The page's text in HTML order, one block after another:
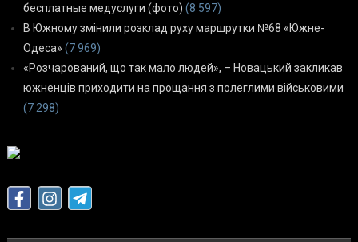
бесплатные медуслуги (фото) (8 597)
В Южному змінили розклад руху маршрутки №68 «Южне-
Одеса» (7 969)
«Розчарований, що так мало людей», – Новацький закликав
южненців приходити на прощання з полеглими військовими
(7 298)